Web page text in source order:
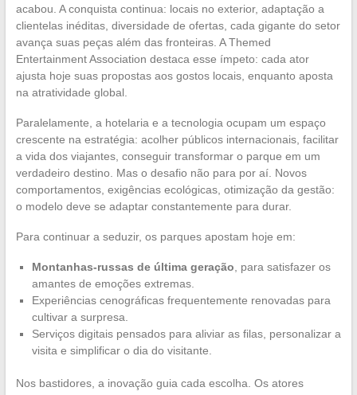
acabou. A conquista continua: locais no exterior, adaptação a
clientelas inéditas, diversidade de ofertas, cada gigante do setor
avança suas peças além das fronteiras. A Themed
Entertainment Association destaca esse ímpeto: cada ator
ajusta hoje suas propostas aos gostos locais, enquanto aposta
na atratividade global.
Paralelamente, a hotelaria e a tecnologia ocupam um espaço
crescente na estratégia: acolher públicos internacionais, facilitar
a vida dos viajantes, conseguir transformar o parque em um
verdadeiro destino. Mas o desafio não para por aí. Novos
comportamentos, exigências ecológicas, otimização da gestão:
o modelo deve se adaptar constantemente para durar.
Para continuar a seduzir, os parques apostam hoje em:
Montanhas-russas de última geração , para satisfazer os
amantes de emoções extremas.
Experiências cenográficas frequentemente renovadas para
cultivar a surpresa.
Serviços digitais pensados para aliviar as filas, personalizar a
visita e simplificar o dia do visitante.
Nos bastidores, a inovação guia cada escolha. Os atores